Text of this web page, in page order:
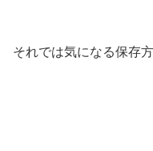
それでは気になる保存